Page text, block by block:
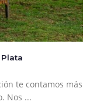
te contamos más
Nos ...